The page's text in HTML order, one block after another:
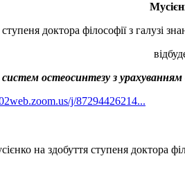
доктора філософії з галузі
остеосинтезу з
j/87294426214...
на здобуття ступеня доктора